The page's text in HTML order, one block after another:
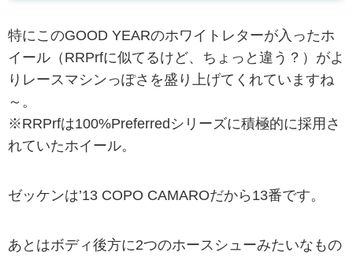
特にこのGOOD YEARのホワイトレターが入ったホ
イール（RRPrfに似てるけど、ちょっと違う？）がよ
りレースマシンっぽさを盛り上げてくれていますね
～。
※RRPrfは100%Preferredシリーズに積極的に採用さ
れていたホイール。
ゼッケンは’13 COPO CAMAROだから13番です。
あとはボディ後方に2つのホースシューみたいなもの